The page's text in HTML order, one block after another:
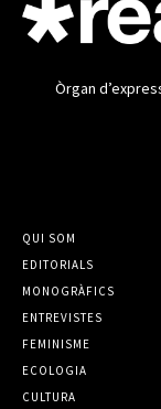
Òrgan
QUI SOM
EDITORIALS
MONOGRÀFICS
ENTREVISTES
FEMINISME
ECOLOGIA
CULTURA